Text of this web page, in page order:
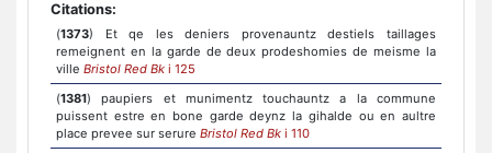
Citations:
(1373) Et qe les deniers provenauntz destiels taillages
remeignent en la garde de deux prodeshomies de meisme la
ville Bristol Red Bk i 125
(1381) paupiers et munimentz touchauntz a la commune
puissent estre en bone garde deynz la gihalde ou en aultre
place prevee sur serure Bristol Red Bk i 110